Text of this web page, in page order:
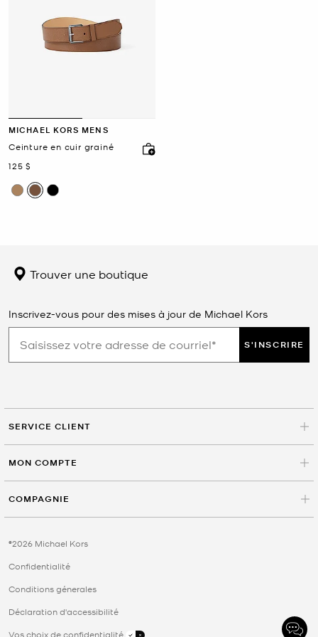
MICHAEL KORS MENS
Ceinture en cuir grainé
maintenant
125 $
Trouver une boutique
Inscrivez-vous pour des mises à jour de Michael Kors
S'INSCRIRE
SERVICE CLIENT
MON COMPTE
COMPAGNIE
©2026 Michael Kors
Confidentialité
Conditions génerales
Déclaration d'accessibilité
Vos choix de confidentialité